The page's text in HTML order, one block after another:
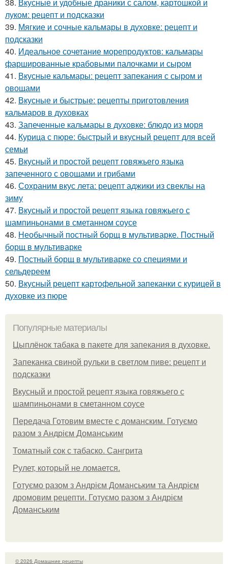
38. Вкусные и удобные драники с салом, картошкой и
луком: рецепт и подсказки
39. Мягкие и сочные кальмары в духовке: рецепт и
подсказки
40. Идеальное сочетание морепродуктов: кальмары
фаршированные крабовыми палочками и сыром
41. Вкусные кальмары: рецепт запекания с сыром и
овощами
42. Вкусные и быстрые: рецепты приготовления
кальмаров в духовках
43. Запеченные кальмары в духовке: блюдо из моря
44. Курица с пюре: быстрый и вкусный рецепт для всей
семьи
45. Вкусный и простой рецепт говяжьего языка
запеченного с овощами и грибами
46. Сохраним вкус лета: рецепт аджики из свеклы на
зиму
47. Вкусный и простой рецепт языка говяжьего с
шампиньонами в сметанном соусе
48. Необычный постный борщ в мультиварке. Постный
борщ в мультиварке
49. Постный борщ в мультиварке со специями и
сельдереем
50. Вкусный рецепт картофельной запеканки с курицей в
духовке из пюре
Популярные материалы
Цыплёнок табака в пакете для запекания в духовке.
Запеканка свиной рульки в светлом пиве: рецепт и
подсказки
Вкусный и простой рецепт языка говяжьего с
шампиньонами в сметанном соусе
Передача Готовим вместе с доманским. Готуємо
разом з Андрієм Доманським
Томатный сок с табаско. Сангрита
Рулет, который не ломается.
Готуємо разом з Андрієм Доманським та Андрієм
дромовим рецепти. Готуємо разом з Андрієм
Доманським
© 2026 Домашние рецепты